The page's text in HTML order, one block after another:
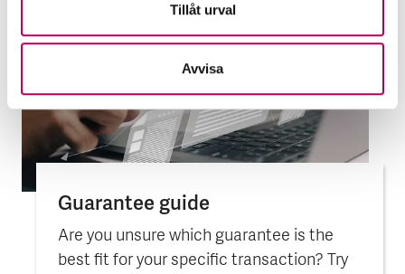
Tillåt urval
Avvisa
Guarantee guide
Are you unsure which guarantee is the
best fit for your specific transaction? Try